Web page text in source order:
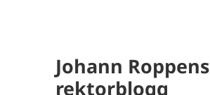
Johann Roppens
rektorblogg